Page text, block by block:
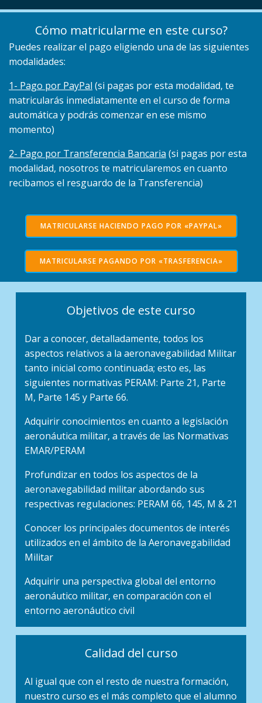
Cómo matricularme en este curso?
Puedes realizar el pago eligiendo una de las siguientes
modalidades:
1- Pago por PayPal (si pagas por esta modalidad, te
matricularás inmediatamente en el curso de forma
automática y podrás comenzar en ese mismo
momento)
2- Pago por Transferencia Bancaria (si pagas por esta
modalidad, nosotros te matricularemos en cuanto
recibamos el resguardo de la Transferencia)
MATRICULARSE HACIENDO PAGO POR «PAYPAL»
MATRICULARSE PAGANDO POR «TRASFERENCIA»
Objetivos de este curso
Dar a conocer, detalladamente, todos los
aspectos relativos a la aeronavegabilidad Militar
tanto inicial como continuada; esto es, las
siguientes normativas PERAM: Parte 21, Parte
M, Parte 145 y Parte 66.
Adquirir conocimientos en cuanto a legislación
aeronáutica militar, a través de las Normativas
EMAR/PERAM
Profundizar en todos los aspectos de la
aeronavegabilidad militar abordando sus
respectivas regulaciones: PERAM 66, 145, M & 21
Conocer los principales documentos de interés
utilizados en el ámbito de la Aeronavegabilidad
Militar
Adquirir una perspectiva global del entorno
aeronáutico militar, en comparación con el
entorno aeronáutico civil
Calidad del curso
Al igual que con el resto de nuestra formación,
nuestro curso es el más completo que el alumno